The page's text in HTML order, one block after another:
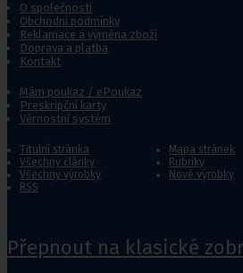
O společnosti
Obchodní podmínky
Reklamace a výměna zboží
Doprava a platba
Kontakt
Mám poukaz / ePoukaz
Preskripční karty
Věrnostní systém
Titulní stránka
Mapa stránek
Všechny články
Rubriky
Všechny výrobky
Nové výrobky
RSS
Přepnout na klasické